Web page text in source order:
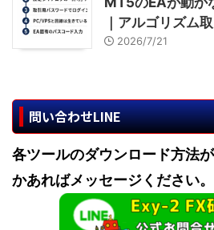
｜アルゴリズム
2026/7/21
問い合わせLINE
各ツールのダウンロード方法
かあればメッセージください。